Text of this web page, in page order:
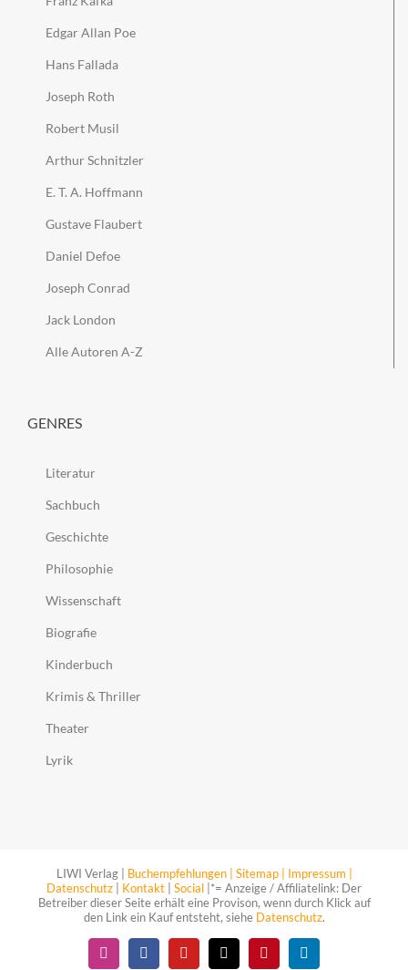
Edgar Allan Poe
Hans Fallada
Joseph Roth
Robert Musil
Arthur Schnitzler
E. T. A. Hoffmann
Gustave Flaubert
Daniel Defoe
Joseph Conrad
Jack London
Alle Autoren A-Z
GENRES
Literatur
Sachbuch
Geschichte
Philosophie
Wissenschaft
Biografie
Kinderbuch
Krimis & Thriller
Theater
Lyrik
LIWI Verlag | Buchempfehlungen | Sitemap | Impressum |
Datenschutz
Kontakt Social |*= Anzeige / Affiliatelink: Der
Betreiber dieser Seite erhält eine Provison, wenn durch Klick auf
den Link ein Kauf entsteht, siehe Datenschutz.
InstagramFacebookYouTube
X PinterestLinkedIn